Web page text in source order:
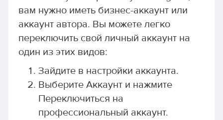
вам нужно иметь бизнес-аккаунт или
аккаунт автора. Вы можете легко
переключить свой личный аккаунт на
один из этих видов:
Зайдите в настройки аккаунта.
Выберите Аккаунт и нажмите
Переключиться на
профессиональный аккаунт.